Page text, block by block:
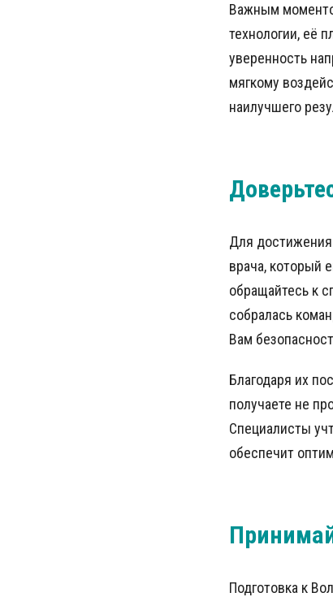
Важным
технологии, её
уверенность
мягкому
наилучшего
Для достижения
врача, который
обращайтесь к
собралась
Вам
Благодаря их
получаете не
Специалисты
обеспечит
Подготовка к